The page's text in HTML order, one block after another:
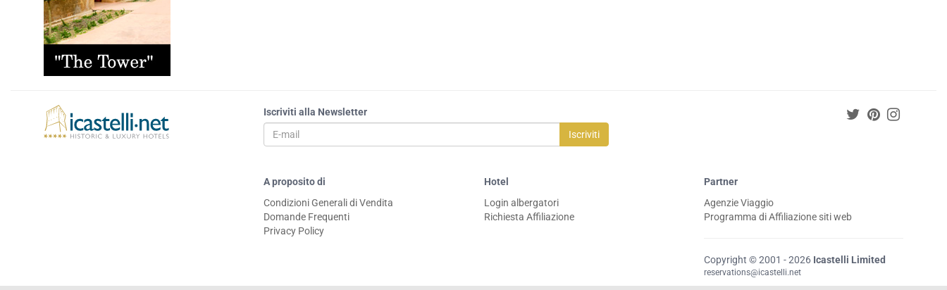
Iscriviti alla Newsletter
Iscriviti
A proposito di
Condizioni Generali di Vendita
Domande Frequenti
Privacy Policy
Hotel
Login albergatori
Richiesta Affiliazione
Partner
Agenzie Viaggio
Programma di Affiliazione siti web
Copyright © 2001 - 2026 Icastelli Limited
reservations@icastelli.net